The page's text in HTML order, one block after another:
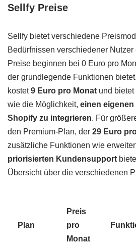
Sellfy Preise
Sellfy bietet verschiedene
Bedürfnissen verschiedener
Preise beginnen bei 0 Euro pro
der grundlegende Funktionen
kostet9 Euro pro Monat und
wie die Möglichkeit, einen
Shopify zu integrieren. Für
den Premium-Plan, der 29 Euro
zusätzliche Funktionen wie
priorisierten Kundensupport
Übersicht über die verschiedenen
Plan
Preis
pro
Monat